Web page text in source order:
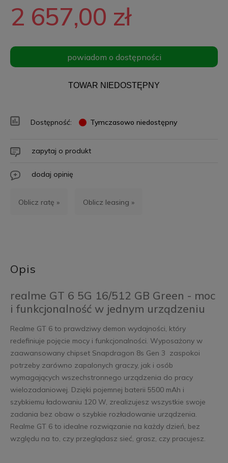
2 657,00 zł
powiadom o dostępności
TOWAR NIEDOSTĘPNY
Dostępność: Tymczasowo niedostępny
zapytaj o produkt
dodaj opinię
Oblicz ratę » Oblicz leasing »
Opis
realme GT 6 5G 16/512 GB Green - moc
i funkcjonalność w jednym urządzeniu
Realme GT 6 to prawdziwy demon wydajności, który
redefiniuje pojęcie mocy i funkcjonalności. Wyposażony w
zaawansowany chipset Snapdragon 8s Gen 3 zaspokoi
potrzeby zarówno zapalonych graczy, jak i osób
wymagających wszechstronnego urządzenia do pracy
wielozadaniowej. Dzięki pojemnej baterii 5500 mAh i
szybkiemu ładowaniu 120 W, zrealizujesz wszystkie swoje
zadania bez obaw o szybkie rozładowanie urządzenia.
Realme GT 6 to idealne rozwiązanie na każdy dzień, bez
względu na to, czy przeglądasz sieć, grasz, czy pracujesz.